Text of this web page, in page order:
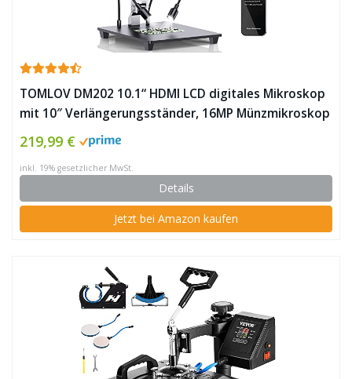
TOMLOV DM202 10.1“ HDMI LCD digitales Mikroskop
mit 10″ Verlängerungsständer, 16MP Münzmikroskop
mit Bildschirm für Erwachsene|Löten,
TV/Windows/Mac Kompatibel (32GB Karte) ✪
219,99 €
inkl. 19% gesetzlicher MwSt.
Details
Jetzt bei Amazon kaufen